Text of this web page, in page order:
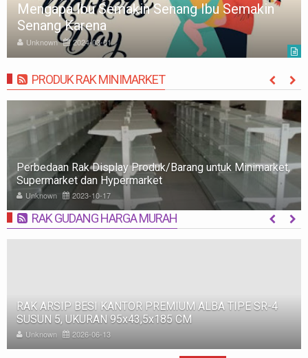
15 PERINGKAT MATA UANG TERTINGGI DI
DUNIA
Unknown 2024-02-24
PRODUK RAK MINIMARKET MORE
Rak Minimarket: Pengertian, Jenis, Fungsi, dan Tips
Memilih
Unknown 2023-10-09
RAK GUDANG HARGA MURAH MORE
RAK BESI SUSUN GUDANG PABRIK MEDIUM DUTY ZA-
500, WARNA FULL BIRU, UKURAN 150x100x200 CM
Unknown 2025-11-12